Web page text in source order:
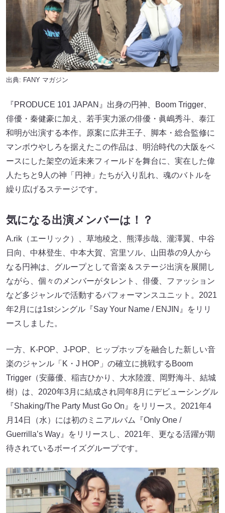
出典: FANY マガジン
『PRODUCE 101 JAPAN』出身の円神、Boom Trigger、
俳優・秦健豪に加え、若手実力派の俳優・眞嶋秀斗、泰江
和明が出演する本作。原案に広井王子、脚本・総合監修に
マンボウやしろを据えたこの作品は、明治時代の大阪をベ
ースにした架空の近未来フィールドを舞台に、実在した偉
人たちと9人の神「円神」たちが入り乱れ、魂のバトルを
繰り広げるステージです。
気になる出演メンバーは！？
A.rik（エーリック）、草地稜之、熊澤歩哉、瀧澤翼、中谷
日向、中林登生、中本大賀、宮里ソル、山田恭の9人から
なる円神は、グループとして音楽＆ステージ出演を展開し
ながら、個々のメンバーがタレント、俳優、ファッション
など多ジャンルで活動するパフォーマンスユニット。2021
年2月には1stシングル『Say Your Name / ENJIN』をリリ
ースしました。
一方、K-POP、J-POP、ヒップホップを融合した新しい音
楽のジャンル「K・J HOP」の確立に挑戦するBoom
Trigger（安藤優、稲吉ひかり、大水陸渡、岡野海斗、結城
樹）は、2020年3月に結成され同年8月にデビューシングル
『Shaking/The Party Must Go On』をリリース。2021年4
月14日（水）には初のミニアルバム『Only One /
Guerrilla’s Way』をリリースし、2021年、更なる活躍が期
待されているボーイズグループです。